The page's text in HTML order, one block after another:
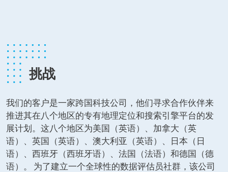
挑战
我们的客户是一家跨国科技公司，他们寻求合作伙伴来
推进其在八个地区的专有地理定位和搜索引擎平台的发
展计划。这八个地区为美国（英语）、加拿大（英
语）、英国（英语）、澳大利亚（英语）、日本（日
语）、西班牙（西班牙语）、法国（法语）和德国（德
语）。 为了建立一个全球性的数据评估员社群，该公司